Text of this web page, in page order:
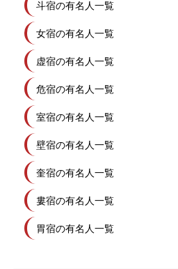
斗宿の有名人一覧
女宿の有名人一覧
虚宿の有名人一覧
危宿の有名人一覧
室宿の有名人一覧
壁宿の有名人一覧
奎宿の有名人一覧
婁宿の有名人一覧
胃宿の有名人一覧